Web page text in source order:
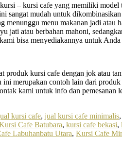
– kursi cafe yang memiliki
mudah untuk
menu makanan jadi atau
atau berbahan mahoni,
bisa menyediakannya untuk
kursi cafe dengan jok atau
merupakan contoh lain dari
kami untuk info dan
kursi cafe, jual kursi cafe minimalis,
Cafe Batubara, kursi cafe bekasi,
Labuhanbatu Utara, Kursi Cafe